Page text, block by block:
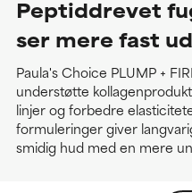
Peptiddrevet
ser mere fast ud
Paula's Choice PLUMP +
understøtte
linjer og forbedre
formuleringer giver
smidig hud med en mere